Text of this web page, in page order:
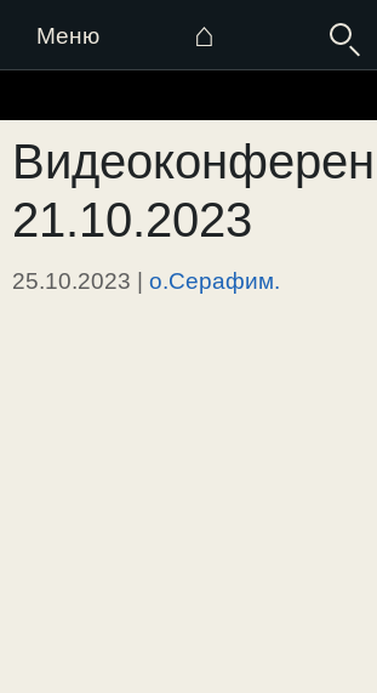
Меню ⌂
к
содержимому
21.10.2023
25.10.2023 | о.Серафим.